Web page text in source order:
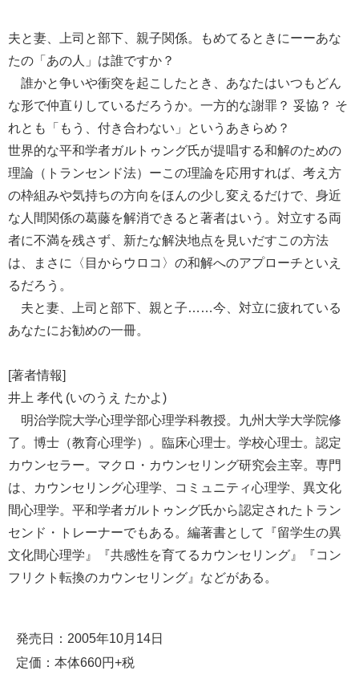
夫と妻、上司と部下、親子関係。もめてるときにーーあな
たの「あの人」は誰ですか？
誰かと争いや衝突を起こしたとき、あなたはいつもどん
な形で仲直りしているだろうか。一方的な謝罪？ 妥協？ そ
れとも「もう、付き合わない」というあきらめ？
世界的な平和学者ガルトゥング氏が提唱する和解のための
理論（トランセンド法）ーこの理論を応用すれば、考え方
の枠組みや気持ちの方向をほんの少し変えるだけで、身近
な人間関係の葛藤を解消できると著者はいう。対立する両
者に不満を残さず、新たな解決地点を見いだすこの方法
は、まさに〈目からウロコ〉の和解へのアプローチといえ
るだろう。
夫と妻、上司と部下、親と子……今、対立に疲れている
あなたにお勧めの一冊。
[著者情報]
井上 孝代 (いのうえ たかよ)
明治学院大学心理学部心理学科教授。九州大学大学院修
了。博士（教育心理学）。臨床心理士。学校心理士。認定
カウンセラー。マクロ・カウンセリング研究会主宰。専門
は、カウンセリング心理学、コミュニティ心理学、異文化
間心理学。平和学者ガルトゥング氏から認定されたトラン
センド・トレーナーでもある。編著書として『留学生の異
文化間心理学』『共感性を育てるカウンセリング』『コン
フリクト転換のカウンセリング』などがある。
発売日：2005年10月14日
定価：本体660円+税